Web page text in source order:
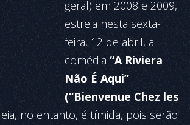
geral) em 2008 e 2009,
estreia nesta sexta-
feira, 12 de abril, a
comédia “A Ri­viera
Não É Aqui”
(“Bienvenue Chez les
no entanto, é tímida, pois serão